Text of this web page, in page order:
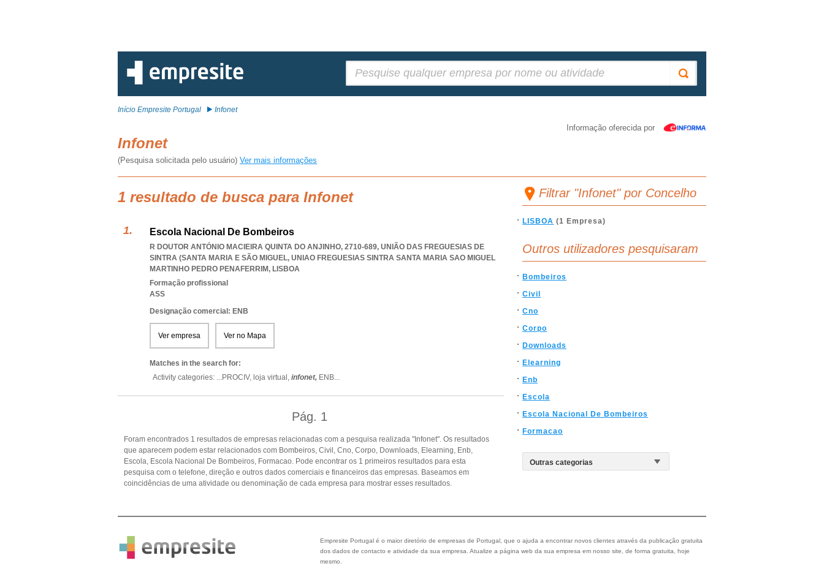
Início Empresite Portugal Infonet
Informação oferecida por
Infonet
(Pesquisa solicitada pelo usuário) Ver mais informações
1 resultado de busca para Infonet
Escola Nacional De Bombeiros
R DOUTOR ANTÓNIO MACIEIRA QUINTA DO ANJINHO, 2710-689, UNIÃO DAS FREGUESIAS DE
SINTRA (SANTA MARIA E SÃO MIGUEL, UNIAO FREGUESIAS SINTRA SANTA MARIA SAO MIGUEL
MARTINHO PEDRO PENAFERRIM, LISBOA
Formação profissional
ASS
Designação comercial: ENB
Ver empresa Ver no Mapa
Matches in the search for:
Activity categories: ...PROCIV, loja virtual, infonet, ENB...
Pág. 1
Foram encontrados 1 resultados de empresas relacionadas com a pesquisa realizada "Infonet". Os resultados
que aparecem podem estar relacionados com Bombeiros, Civil, Cno, Corpo, Downloads, Elearning, Enb,
Escola, Escola Nacional De Bombeiros, Formacao. Pode encontrar os 1 primeiros resultados para esta
pesquisa com o telefone, direção e outros dados comerciais e financeiros das empresas. Baseamos em
coincidências de uma atividade ou denominação de cada empresa para mostrar esses resultados.
Filtrar "Infonet" por Concelho
LISBOA (1 Empresa)
Outros utilizadores pesquisaram
Bombeiros
Civil
Cno
Corpo
Downloads
Elearning
Enb
Escola
Escola Nacional De Bombeiros
Formacao
Empresite Portugal é o maior diretório de empresas de Portugal, que o ajuda a encontrar novos clientes através da publicação gratuita
dos dados de contacto e atividade da sua empresa. Atualize a página web da sua empresa em nosso site, de forma gratuita, hoje
mesmo.